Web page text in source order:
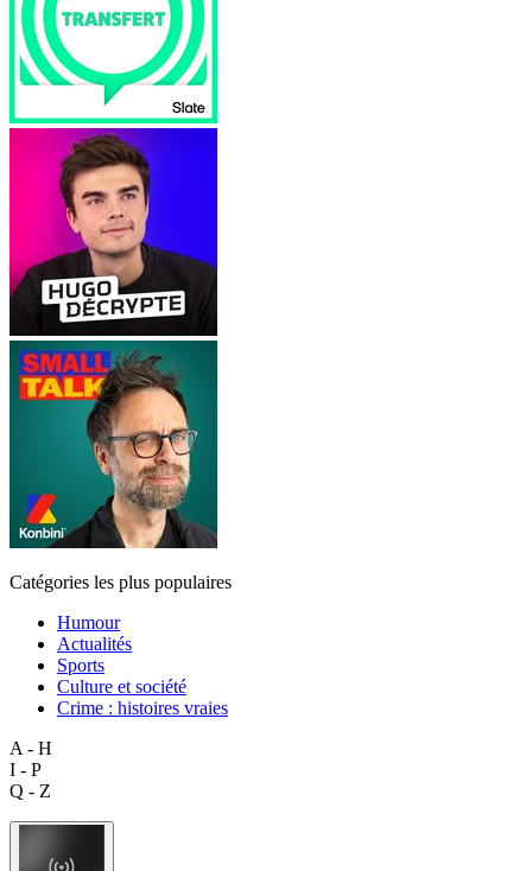
Catégories les plus populaires
Humour
Actualités
Sports
Culture et société
Crime : histoires vraies
A - H
I - P
Q - Z